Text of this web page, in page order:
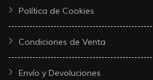
Política de Cookies
Condiciones de Venta
Envío y Devoluciones